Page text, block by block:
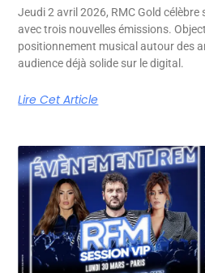
Jeudi 2 avril 2026, RMC Gold
avec trois nouvelles émissions.
positionnement musical autour des
audience déjà solide sur le digital.
Lire Cet Article